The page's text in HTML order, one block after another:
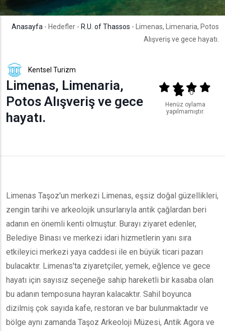
Anasayfa - Hedefler - R.U. of Thassos - Limenas, Limenaria, Potos
Alışveriş ve gece hayatı.
Kentsel Turizm
Limenas, Limenaria,
Potos Alışveriş ve gece
hayatı.
Output format
(star)(star)(star)
(star)
0
Henüz oylama
yapılmamıştır.
Limenas Taşoz'un merkezi Limenas, eşsiz doğal güzellikleri,
zengin tarihi ve arkeolojik unsurlarıyla antik çağlardan beri
adanın en önemli kenti olmuştur. Burayı ziyaret edenler,
Belediye Binası ve merkezi idari hizmetlerin yanı sıra
etkileyici merkezi yaya caddesi ile en büyük ticari pazarı
bulacaktır. Limenas'ta ziyaretçiler, yemek, eğlence ve gece
hayatı için sayısız seçeneğe sahip hareketli bir kasaba olan
bu adanın temposuna hayran kalacaktır. Sahil boyunca
dizilmiş çok sayıda kafe, restoran ve bar bulunmaktadır ve
bölge aynı zamanda Taşoz Arkeoloji Müzesi, Antik Agora ve